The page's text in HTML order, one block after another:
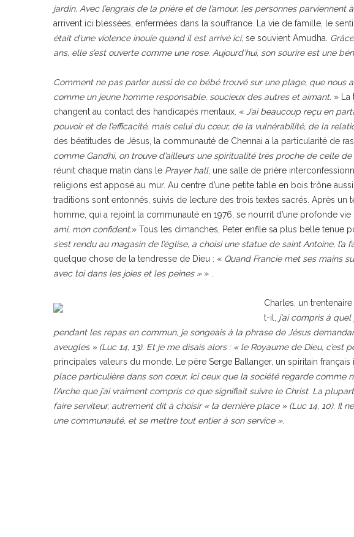
jardin. Avec l’engrais de la prière et de l’amour, les personnes
arrivent ici blessées, enfermées dans la souffrance. La vie de famille, le
était d’une violence inouïe quand il est arrivé ici, se souvient Amudha.
ans, elle s’est ouverte comme une rose. Aujourd’hui, son sourire est une
Comment ne pas parler aussi de ce bébé trouvé sur une plage, que
comme un jeune homme responsable, soucieux des autres et aimant. » La
changent au contact des handicapés mentaux. « J’ai beaucoup reçu en
pouvoir et de l’efficacité, mais celui du cœur, de la vulnérabilité, de la
des béatitudes de Jésus, la communauté de Chennai a la particularité de
comme Gandhi, on trouve d’ailleurs une spiritualité très proche de celle
réunit chaque matin dans le Prayer hall, une salle de prière
religions est apposé au mur. Au centre d’une petite table en bois trône
traditions sont entonnés, suivis de lecture des trois textes sacrés. Après
homme, qui a rejoint la communauté en 1976, se nourrit d’une profonde vie
ami, mon confident.» Tous les dimanches, Peter enfile sa plus belle tenue
s’est rendu au magasin de l’église, a choisi une statue de saint Antoine,
quelque chose de la tendresse de Dieu : « Quand Francie met ses mains
avec toi dans les joies et les peines » » .
Charles, un
t-il, j’ai compris à
pendant les repas en commun, je songeais à la phrase de Jésus
aveugles » (Luc 14, 13). Et je me disais alors : « le Royaume de Dieu,
principales valeurs du monde. Le père Serge Ballanger, un spiritain
place particulière dans son cœur. Ici ceux que la société regarde comme
l’Arche que j’ai vraiment compris ce que signifiait suivre le Christ. La
faire serviteur, autrement dit à choisir « la dernière place » (Luc 14, 10). Il
une communauté, et se mettre tout entier à son service ».